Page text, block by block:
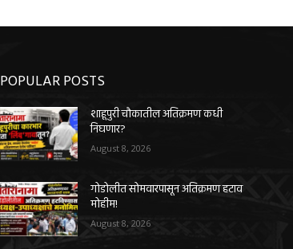
POPULAR POSTS
शाहूपुरी चौकातील अतिक्रमण कधी
निघणार?
August 8, 2026
गोडोलीत सोमवारपासून अतिक्रमण हटाव
मोहीम!
August 8, 2026